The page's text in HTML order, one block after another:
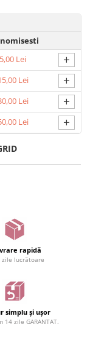
5,00 Lei +
Lei +
Lei +
Lei +
rapidă
zile lucrătoare
simplu și ușor
14 zile GARANTAT.